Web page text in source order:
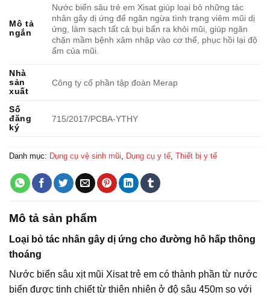
Mô tả
ngắn
Nước biển sâu trẻ em Xisat giúp loại bỏ những tác
nhân gây dị ứng để ngăn ngừa tình trạng viêm mũi dị
ứng, làm sạch tất cả bụi bẩn ra khỏi mũi, giúp ngăn
chặn mầm bệnh xâm nhập vào cơ thể, phục hồi lại độ
ẩm của mũi.
Nhà
sản
xuất
Công ty cổ phần tập đoàn Merap
Số
đăng
ký
715/2017/PCBA-YTHY
Danh mục: Dụng cụ vệ sinh mũi, Dụng cụ y tế, Thiết bị y tế
Mô tả sản phẩm
Loại bỏ tác nhân gây dị ứng cho đường hô hấp thông
thoáng
Nước biển sâu xịt mũi Xisat trẻ em có thành phần từ nước
biển được tinh chiết từ thiên nhiên ở độ sâu 450m so với